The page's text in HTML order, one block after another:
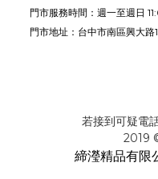
門市服務時間： 週一至週日
門市地址： 台中市南區興大路
若接到可疑電
2019
締瀅精品有限